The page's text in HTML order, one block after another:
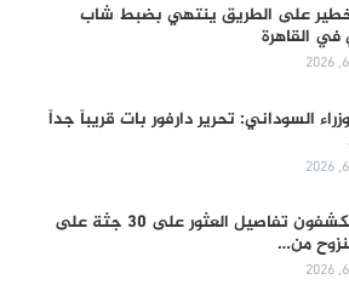
على الطريق ينتهي بضبط شاب
القاهرة
السوداني: تحرير دارفور بات قريباً جداً
شهود يكشفون تفاصيل العثور على 30 جثة على
من…